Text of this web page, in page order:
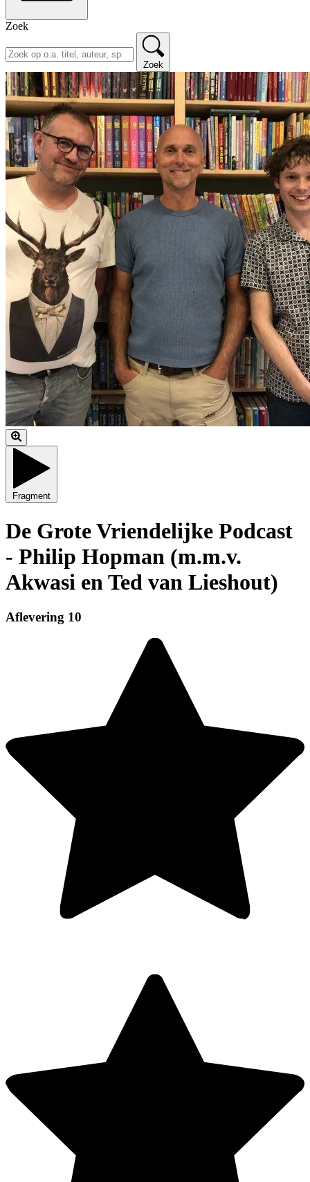
Zoek
Zoek
Fragment
De Grote Vriendelijke Podcast
- Philip Hopman (m.m.v.
Akwasi en Ted van Lieshout)
Aflevering 10